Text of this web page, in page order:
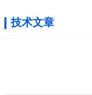
技术文章